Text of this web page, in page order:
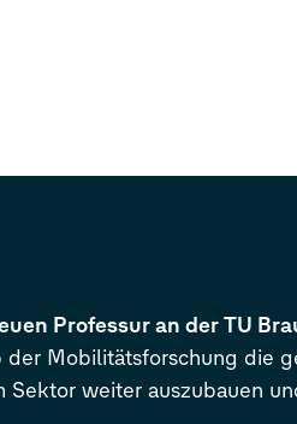
Professur an der TU
der Mobilitätsforschung die
Sektor weiter auszubauen